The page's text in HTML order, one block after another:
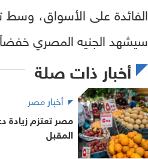
الفائدة على الأسواق،
سيشهد الجنيه المصري خفضاً
أخبار ذات صلة
أخبار مصر
المقبل